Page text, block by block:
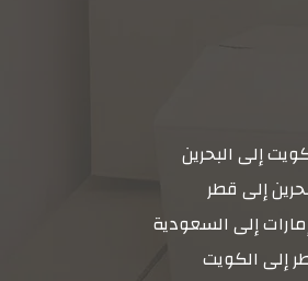
إلى البحرين
إلى قطر
إلى السعودية
الكويت